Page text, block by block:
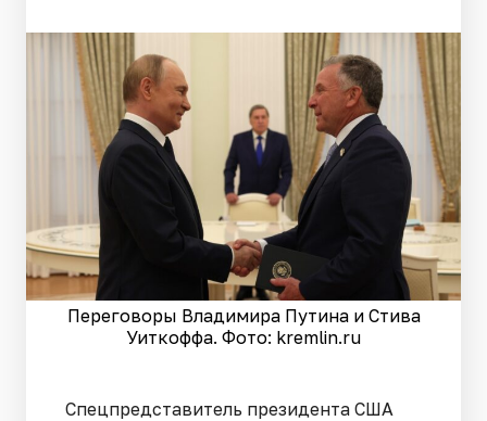
Переговоры Владимира Путина и Стива
Уиткоффа. Фото: kremlin.ru
Спецпредставитель президента США